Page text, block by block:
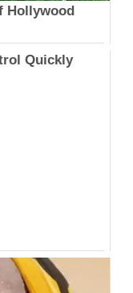
Hollywood
Quickly